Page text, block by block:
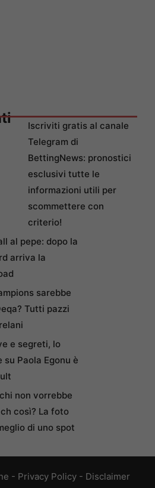
Iscriviti gratis al canale
Telegram di
BettingNews: pronostici
esclusivi tutte le
informazioni utili per
scommettere con
criterio!
al pepe: dopo la
arriva la
sarebbe
Tutti pazzi
e segreti, lo
su Paola Egonu è
non vorrebbe
così? La foto
di uno spot
- Privacy Policy - Disclaimer